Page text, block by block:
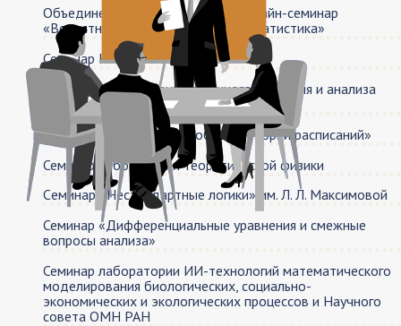
Объединенный вероятностный онлайн-семинар
«Вероятность и математическая статистика»
Семинар Книгочтения
Семинар лаборатории машинного обучения и анализа
данных
Семинар «Актуальные проблемы теории расписаний»
Семинар лаборатории теоретической физики
Cеминар «Нестандартные логики» им. Л. Л. Максимовой
Семинар «Дифференциальные уравнения и смежные
вопросы анализа»
Семинар лаборатории ИИ-технологий математического
моделирования биологических, социально-
экономических и экологических процессов и Научного
совета ОМН РАН